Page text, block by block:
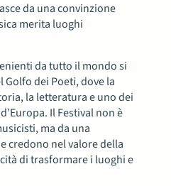
da una convinzione
merita luoghi
da tutto il mondo si
dei Poeti, dove la
la letteratura e uno dei
Il Festival non è
ma da una
credono nel valore della
di trasformare i luoghi e